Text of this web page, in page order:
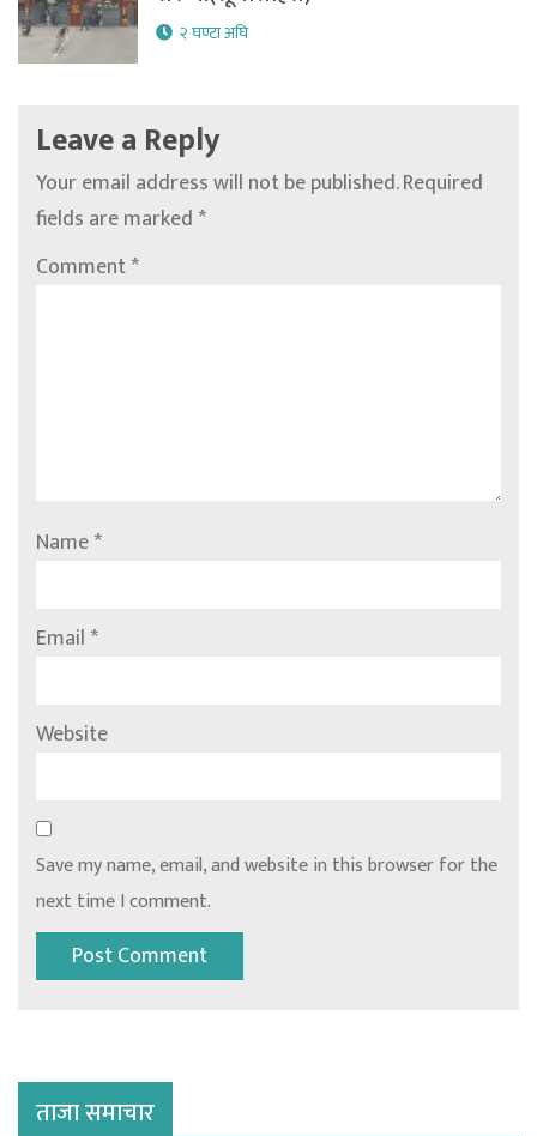
२ घण्टा अघि
Leave a Reply
Your email address will not be published.Required
fields are marked*
Comment*
Name*
Email*
Website
Save my name, email, and website in this browser for the
next time I comment.
ताजा समाचार